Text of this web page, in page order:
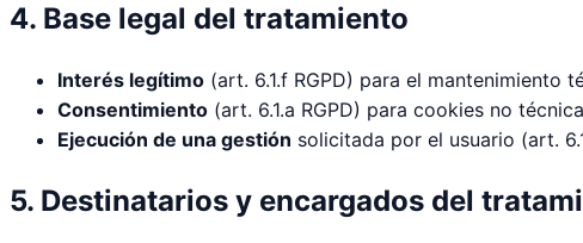
4. Base legal del tratamiento
Interés legítimo (art. 6.1.f RGPD) para el
Consentimiento (art. 6.1.a RGPD) para cookies no
Ejecución de una gestión solicitada por el usuario (art.
5. Destinatarios y encargados del